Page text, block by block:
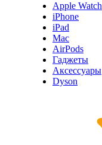
Apple Watch
iPhone
iPad
Mac
AirPods
Гаджеты
Аксессуары
Dyson